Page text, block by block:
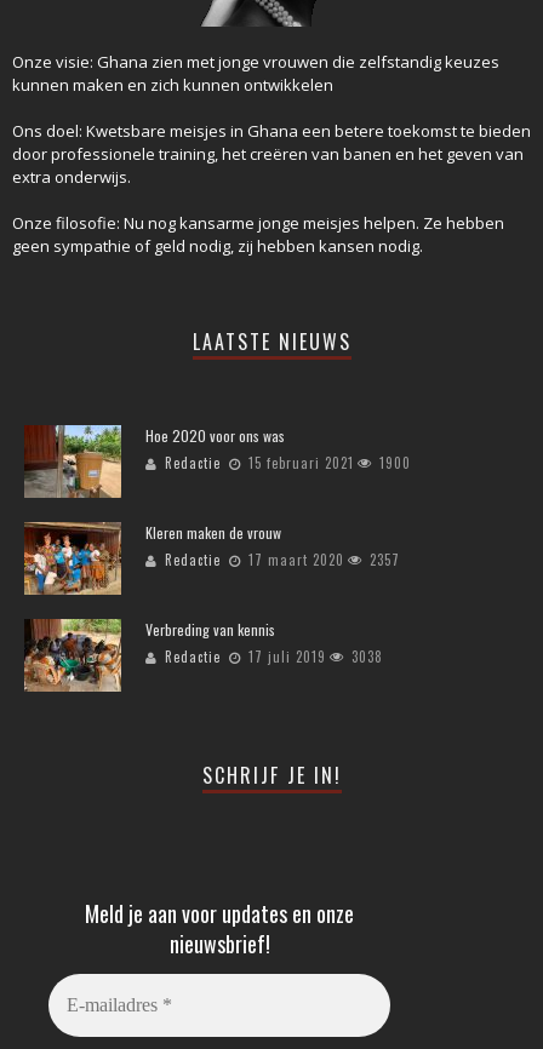
Onze visie: Ghana zien met jonge vrouwen die zelfstandig keuzes
kunnen maken en zich kunnen ontwikkelen
Ons doel: Kwetsbare meisjes in Ghana een betere toekomst te bieden
door professionele training, het creëren van banen en het geven van
extra onderwijs.
Onze filosofie: Nu nog kansarme jonge meisjes helpen. Ze hebben
geen sympathie of geld nodig, zij hebben kansen nodig.
LAATSTE NIEUWS
Hoe 2020 voor ons was
Redactie 15 februari 2021 1900
Kleren maken de vrouw
Redactie 17 maart 2020 2357
Verbreding van kennis
Redactie 17 juli 2019 3038
SCHRIJF JE IN!
Meld je aan voor updates en onze
nieuwsbrief!
E-
mailadres